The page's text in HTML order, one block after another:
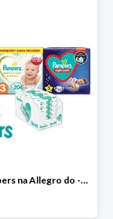
Marka Pampers na Allegro do -35%